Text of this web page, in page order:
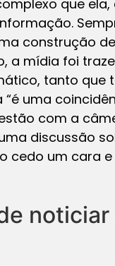
que
construção
a mídia foi
tanto que
uma
com a
discussão
cedo um cara